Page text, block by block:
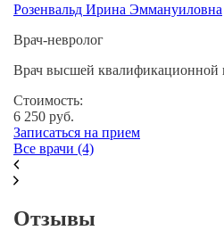
Розенвальд Ирина Эммануиловна
Врач-невролог
Врач высшей квалификационной
Стоимость:
6 250 руб.
Записаться на прием
Все врачи (4)
Отзывы